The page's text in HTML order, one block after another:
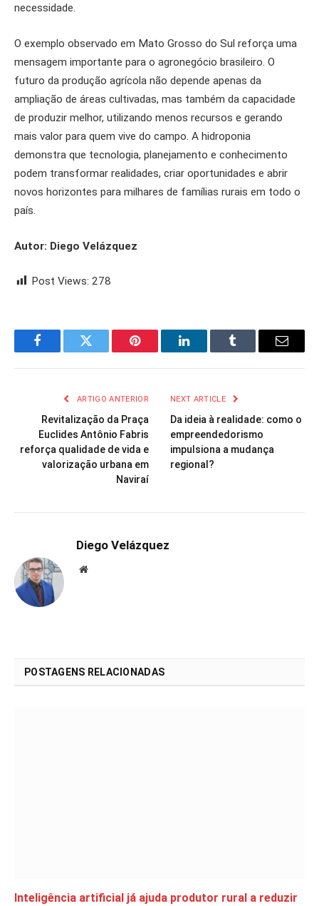
necessidade.
O exemplo observado em Mato Grosso do Sul reforça uma
mensagem importante para o agronegócio brasileiro. O
futuro da produção agrícola não depende apenas da
ampliação de áreas cultivadas, mas também da capacidade
de produzir melhor, utilizando menos recursos e gerando
mais valor para quem vive do campo. A hidroponia
demonstra que tecnologia, planejamento e conhecimento
podem transformar realidades, criar oportunidades e abrir
novos horizontes para milhares de famílias rurais em todo o
país.
Autor: Diego Velázquez
Post Views: 278
FacebookTwitter Pinterest LinkedInTumblr Email
ARTIGO ANTERIOR
Revitalização da Praça
Euclides Antônio Fabris
reforça qualidade de vida e
valorização urbana em
Naviraí
NEXT ARTICLE
Da ideia à realidade: como o
empreendedorismo
impulsiona a mudança
regional?
Diego Velázquez
Website
POSTAGENS RELACIONADAS
Inteligência artificial já ajuda produtor rural a reduzir